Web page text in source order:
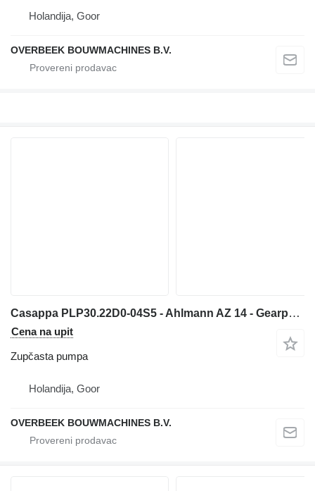
Holandija, Goor
OVERBEEK BOUWMACHINES B.V.
Casappa PLP30.22D0-04S5 - Ahlmann AZ 14 - Gearpump zupčasta pumpa za prednjeg utovarivača
Cena na upit
Zupčasta pumpa
Holandija, Goor
OVERBEEK BOUWMACHINES B.V.